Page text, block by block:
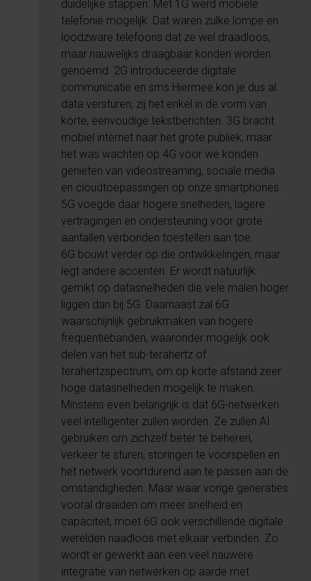
duidelijke stappen. Met 1G werd mobiele
telefonie mogelijk. Dat waren zulke lompe en
loodzware telefoons dat ze wel draadloos,
maar nauwelijks draagbaar konden worden
genoemd. 2G introduceerde digitale
communicatie en sms.Hiermee kon je dus al
data versturen, zij het enkel in de vorm van
korte, eenvoudige tekstberichten. 3G bracht
mobiel internet naar het grote publiek, maar
het was wachten op 4G voor we konden
genieten van videostreaming, sociale media
en cloudtoepassingen op onze smartphones.
5G voegde daar hogere snelheden, lagere
vertragingen en ondersteuning voor grote
aantallen verbonden toestellen aan toe.
6G bouwt verder op die ontwikkelingen, maar
legt andere accenten. Er wordt natuurlijk
gemikt op datasnelheden die vele malen hoger
liggen dan bij 5G. Daarnaast zal 6G
waarschijnlijk gebruikmaken van hogere
frequentiebanden, waaronder mogelijk ook
delen van het sub-terahertz of
terahertzspectrum, om op korte afstand zeer
hoge datasnelheden mogelijk te maken.
Minstens even belangrijk is dat 6G-netwerken
veel intelligenter zullen worden. Ze zullen AI
gebruiken om zichzelf beter te beheren,
verkeer te sturen, storingen te voorspellen en
het netwerk voortdurend aan te passen aan de
omstandigheden. Maar waar vorige generaties
vooral draaiden om meer snelheid en
capaciteit, moet 6G ook verschillende digitale
werelden naadloos met elkaar verbinden. Zo
wordt er gewerkt aan een veel nauwere
integratie van netwerken op aarde met